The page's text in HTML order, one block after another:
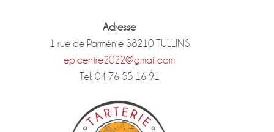
Adresse
1 rue de Parménie 38210 TULLINS
epicentre2022@gmail.com
Tel: 04 76 55 16 91